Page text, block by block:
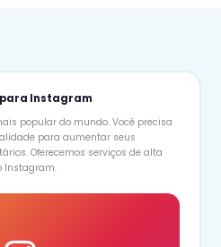
para Instagram
popular do mundo. Você precisa
para aumentar seus
Oferecemos serviços de alta
Instagram.